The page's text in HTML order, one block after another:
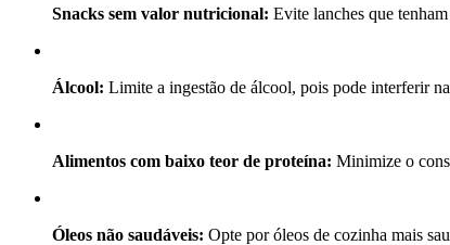
Snacks sem valor nutricional: Evite lanches que
Álcool: Limite a ingestão de álcool, pois pode interferir
Alimentos com baixo teor de proteína: Minimize o
Óleos não saudáveis: Opte por óleos de cozinha mais